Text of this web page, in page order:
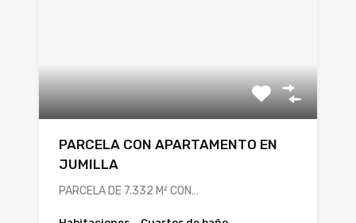
PARCELA CON APARTAMENTO EN
JUMILLA
PARCELA DE 7.332 M² CON…